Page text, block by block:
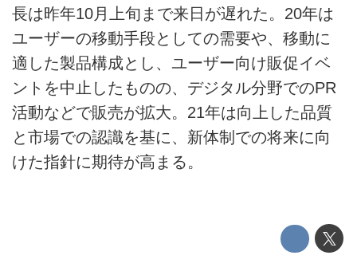
長は昨年10月上旬まで来日が遅れた。20年は
ユーザーの移動手段としての需要や、移動に
適した製品構成とし、ユーザー向け販促イベ
ントを中止したものの、デジタル分野でのPR
活動などで販売が拡大。21年は向上した品質
と市場での認識を基に、新体制での将来に向
けた指針に期待が高まる。